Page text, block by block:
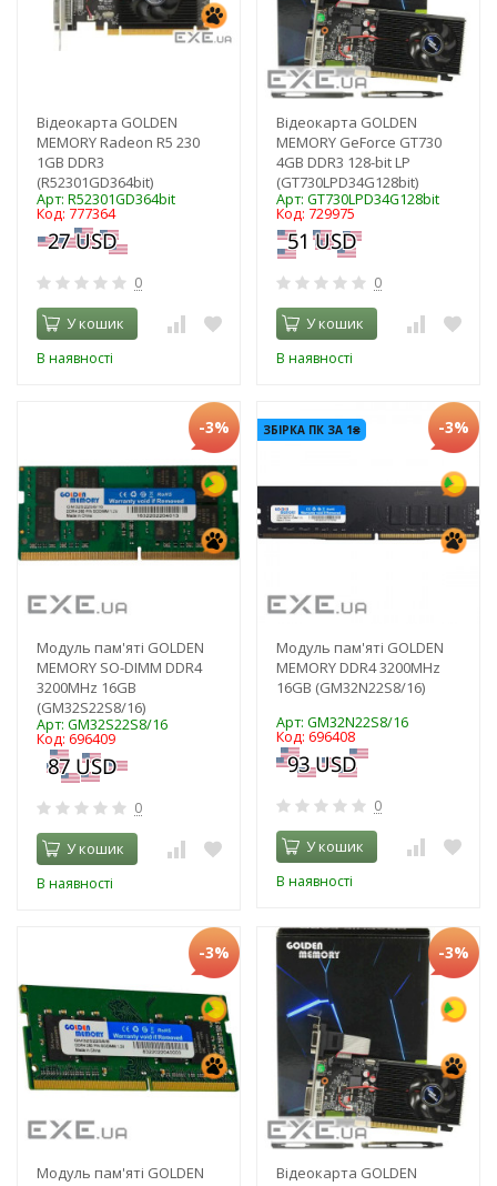
Відеокарта GOLDEN
MEMORY Radeon R5 230
1GB DDR3
(R52301GD364bit)
Арт: R52301GD364bit
Код: 777364
0
У кошик
В наявності
Відеокарта GOLDEN
MEMORY GeForce GT730
4GB DDR3 128-bit LP
(GT730LPD34G128bit)
Арт: GT730LPD34G128bit
Код: 729975
0
У кошик
В наявності
-3%
Модуль пам'яті GOLDEN
MEMORY SO-DIMM DDR4
3200MHz 16GB
(GM32S22S8/16)
Арт: GM32S22S8/16
Код: 696409
0
У кошик
В наявності
ЗБІРКА ПК ЗА 1₴ -3%
Модуль пам'яті GOLDEN
MEMORY DDR4 3200MHz
16GB (GM32N22S8/16)
Арт: GM32N22S8/16
Код: 696408
0
У кошик
В наявності
-3%
Модуль пам'яті GOLDEN
-3%
Відеокарта GOLDEN